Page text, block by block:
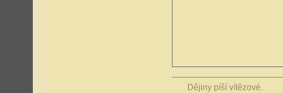
Dějiny píší vítězové.